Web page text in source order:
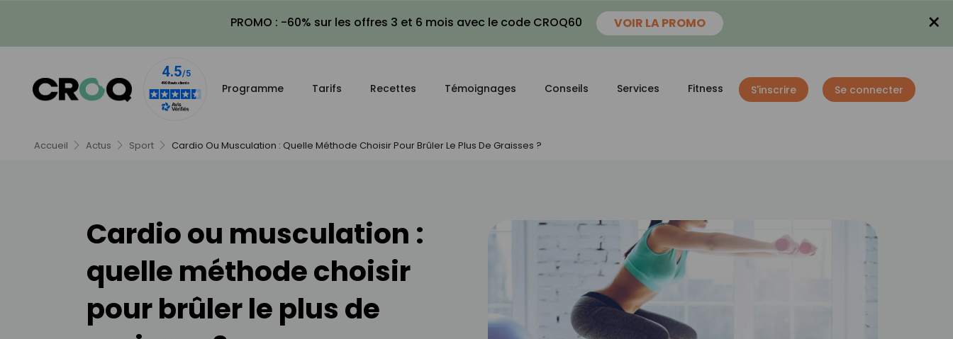
PROMO : -60% sur les offres 3 et 6 mois avec le code CROQ60 VOIR LA PROMO ×
Programme Tarifs Recettes Témoignages Conseils Services Fitness S'inscrire Se connecter
Accueil Actus Sport Cardio Ou Musculation : Quelle Méthode Choisir Pour Brûler Le Plus De Graisses ?
Cardio ou musculation :
quelle méthode choisir
pour brûler le plus de